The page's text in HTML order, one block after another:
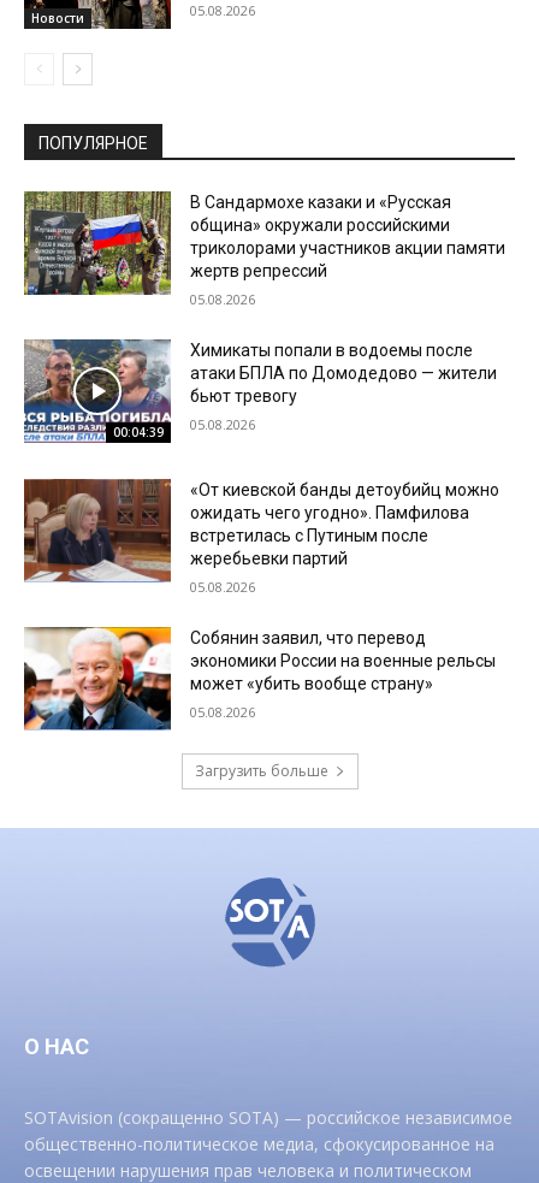
Новости 05.08.2026
ПОПУЛЯРНОЕ
В Сандармохе казаки и «Русская
община» окружали российскими
триколорами участников акции памяти
жертв репрессий
05.08.2026
00:04:39
Химикаты попали в водоемы после
атаки БПЛА по Домодедово — жители
бьют тревогу
05.08.2026
«От киевской банды детоубийц можно
ожидать чего угодно». Памфилова
встретилась с Путиным после
жеребьевки партий
05.08.2026
Собянин заявил, что перевод
экономики России на военные рельсы
может «убить вообще страну»
05.08.2026
Загрузить больше
О НАС
SOTAvision (сокращенно SOTA) — российское независимое
общественно-политическое медиа, сфокусированное на
освещении нарушения прав человека и политическом